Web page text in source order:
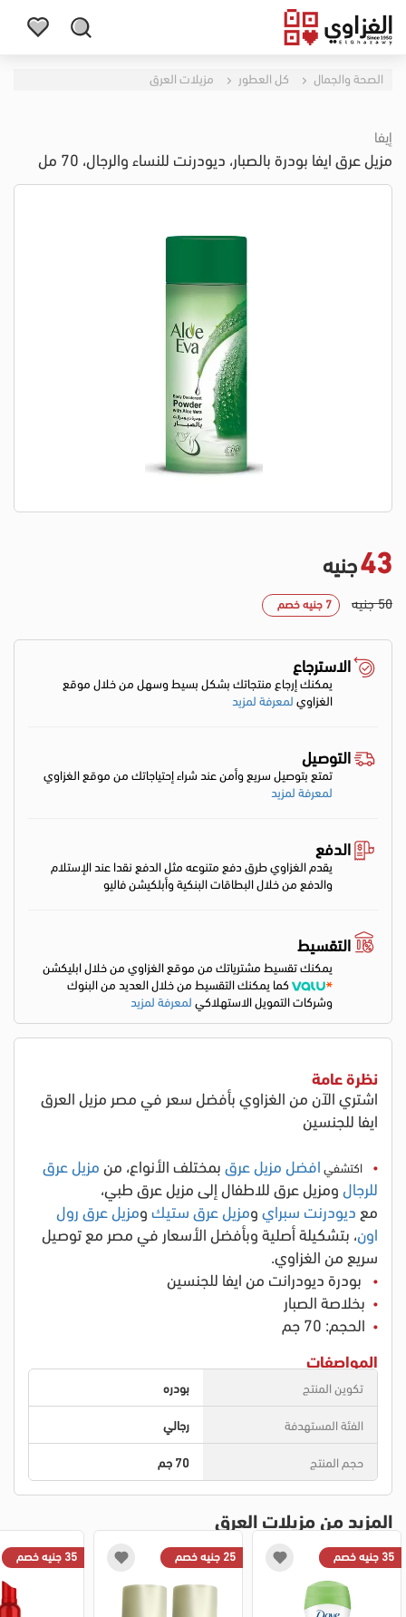
الصحة والجمال كل العطور مزيلات العرق
إيفا
مزيل عرق ايفا بودرة بالصبار، ديودرنت للنساء والرجال، 70 مل
43جنيه
50 جنيه 7 جنيه خصم
الاسترجاع
يمكنك إرجاع منتجاتك بشكل بسيط وسهل من خلال موقع
الغزاويلمعرفة لمزيد
التوصيل
تمتع بتوصيل سريع وأمن عند شراء إحتياجاتك من موقع الغزاوي
لمعرفة لمزيد
الدفع
يقدم الغزاوي طرق دفع متنوعه مثل الدفع نقدا عند الإستلام
والدفع من خلال البطاقات البنكية وأبلكيشن فاليو
التقسيط
يمكنك تقسيط مشترياتك من موقع الغزاوي من خلال ابليكشن
كما يمكنك التقسيط من خلال العديد من البنوك
وشركات التمويل الاستهلاكيلمعرفة لمزيد
نظرة عامة
اشتري الآن من الغزاوي بأفضل سعر في مصر مزيل العرق
ايفا للجنسين
اكتشفيافضل مزيل عرقبمختلف الأنواع، من مزيل عرق
للرجال ومزيل عرق للاطفال إلى مزيل عرق طبي،
مع ديودرنت سبرايومزيل عرق ستيكومزيل عرق رول
اون، بتشكيلة أصلية وبأفضل الأسعار في مصر مع توصيل
سريع من الغزاوي.
بودرة ديودرانت من ايفا للجنسين
بخلاصة الصبار
الحجم: 70 جم
المواصفات
تكوين المنتج
بودره
الفئة المستهدفة
رجالي
حجم المنتج
70 جم
المزيد من مزيلات العرق
35 جنيه خصم 25 جنيه خصم 35 جنيه خصم